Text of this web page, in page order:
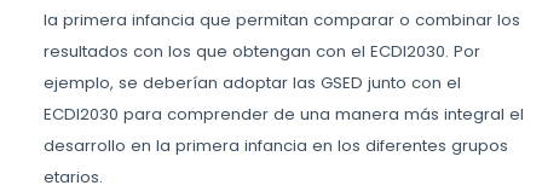
la primera infancia que permitan comparar o combinar los
resultados con los que obtengan con el ECDI2030. Por
ejemplo, se deberían adoptar las GSED junto con el
ECDI2030 para comprender de una manera más integral el
desarrollo en la primera infancia en los diferentes grupos
etarios.